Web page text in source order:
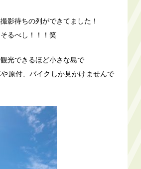
影待ちの列ができてました！
そるべし！！！笑
光できるほど小さな島で
原付、バイクしか見かけませんで